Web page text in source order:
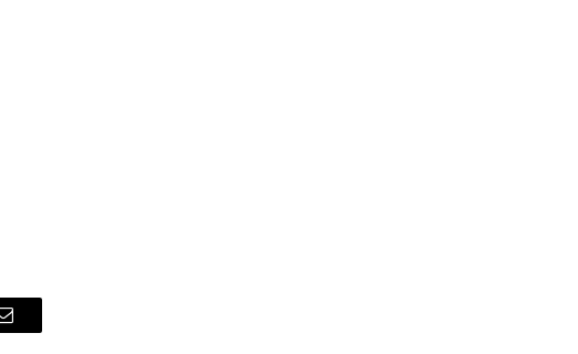
Email